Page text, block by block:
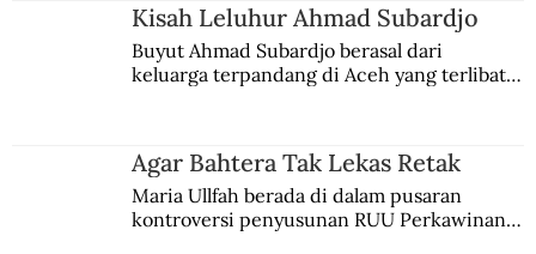
Kisah Leluhur Ahmad Subardjo
Buyut Ahmad Subardjo berasal dari
keluarga terpandang di Aceh yang terlibat
Agar Bahtera Tak Lekas Retak
Maria Ullfah berada di dalam pusaran
kontroversi penyusunan RUU Perkawinan.